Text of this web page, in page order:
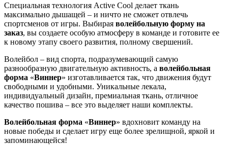
Специальная технология Active Cool делает ткань
максимально дышащей – и ничто не сможет отвлечь
спортсменов от игры. Выбирая волейбольную форму на
заказ, вы создаете особую атмосферу в команде и готовите ее
к новому этапу своего развития, полному свершений.
Волейбол – вид спорта, подразумевающий самую
разнообразную двигательную активность, а волейбольная
форма «Виннер» изготавливается так, что движения будут
свободными и удобными. Уникальные лекала,
индивидуальный дизайн, премиальная ткань, отличное
качество пошива – все это выделяет наши комплекты.
Волейбольная форма «Виннер» вдохновит команду на
новые победы и сделает игру еще более зрелищной, яркой и
запоминающейся!